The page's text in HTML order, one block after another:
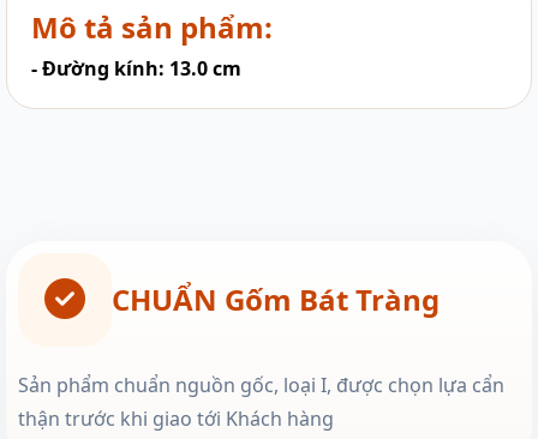
Mô tả sản phẩm:
- Đường kính: 13.0 cm
CHUẨN Gốm Bát Tràng
Sản phẩm chuẩn nguồn gốc, loại I, được chọn lựa cẩn
thận trước khi giao tới Khách hàng